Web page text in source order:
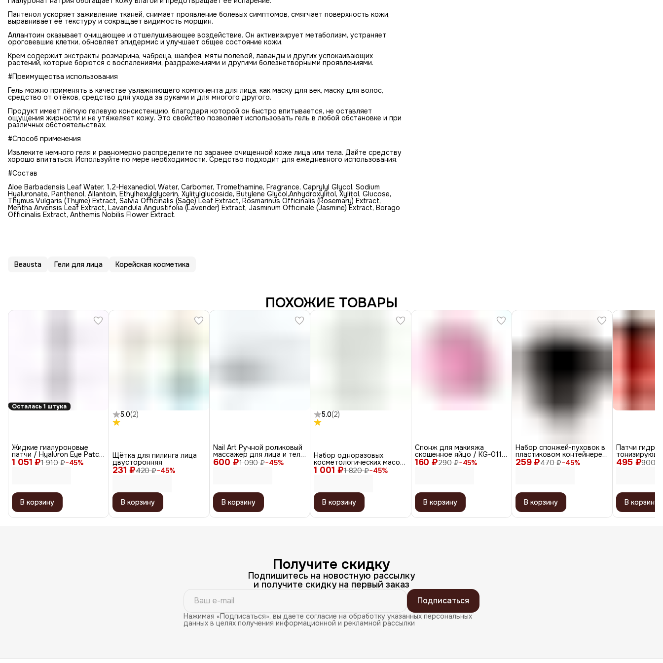
Glycol,Anhydroxylitol, Xylitol, Glucose, Thymus Vulgaris (Thyme)
Extract, Salvia Officinalis (Sage) Leaf Extract, Rosmarinus
Officinalis (Rosemary) Extract, Mentha Arvensis Leaf Extract,
(Jasmine) Extract, Borago Officinalis Extract, Anthemis Nobilis
Flower Extract.
Пантенол ускоряет заживление тканей, снимает проявление болевых симптомов, смягчает поверхность кожи,
выравнивает её текстуру и сокращает видимость морщин.
Аллантоин оказывает очищающее и отшелушивающее воздействие. Он активизирует метаболизм, устраняет
ороговевшие клетки, обновляет эпидермис и улучшает общее состояние кожи.
Крем содержит экстракты розмарина, чабреца, шалфея, мяты полевой, лаванды и других успокаивающих
растений, которые борются с воспалениями, раздражениями и другими болезнетворными проявлениями.
#Преимущества использования
Гель можно применять в качестве увлажняющего компонента для лица, как маску для век, маску для волос,
средство от отёков, средство для ухода за руками и для многого другого.
Продукт имеет лёгкую гелевую консистенцию, благодаря которой он быстро впитывается, не оставляет
ощущения жирности и не утяжеляет кожу. Это свойство позволяет использовать гель в любой обстановке и при
различных обстоятельствах.
#Способ применения
Извлеките немного геля и равномерно распределите по заранее очищенной коже лица или тела. Дайте средству
хорошо впитаться. Используйте по мере необходимости. Средство подходит для ежедневного использования.
#Состав
Aloe Barbadensis Leaf Water, 1,2-Hexanediol, Water, Carbomer, Tromethamine, Fragrance, Caprylyl Glycol, Sodium
Hyaluronate, Panthenol, Allantoin, Ethylhexylglycerin, Xylitylglucoside, Butylene Glycol,Anhydroxylitol, Xylitol, Glucose,
Thymus Vulgaris (Thyme) Extract, Salvia Officinalis (Sage) Leaf Extract, Rosmarinus Officinalis (Rosemary) Extract,
Mentha Arvensis Leaf Extract, Lavandula Angustifolia (Lavender) Extract, Jasminum Officinale (Jasmine) Extract, Borago
Officinalis Extract, Anthemis Nobilis Flower Extract.
Beausta Гели для лица Корейская косметика
ПОХОЖИЕ ТОВАРЫ
Осталась 1 штука
1 051 ₽1 910 ₽−45%
Жидкие гиалуроновые
патчи / Hyaluron Eye Patch,
30 мл
В корзину
5.0(2)
231 ₽420 ₽−45%
Щётка для пилинга лица
двусторонняя
В корзину
600 ₽1 090 ₽−45%
Nail Art Ручной роликовый
массажер для лица и тела
/ 4D Massager XC-119,
серебристый
В корзину
5.0(2)
1 001 ₽1 820 ₽−45%
Набор одноразовых
косметологических масок
с воротом, 100 шт
В корзину
160 ₽290 ₽−45%
Спонж для макияжа
скошенное яйцо / KG-011,
розовый
В корзину
259 ₽470 ₽−45%
Набор спонжей-пуховок в
пластиковом контейнере
для сухих и кремовых
текстур, черный, 6 шт.
В корзину
495 ₽900 ₽
Патчи
экстрактом
шт.
В корзину
Получите скидку
Подпишитесь на новостную рассылку
и получите скидку на первый заказ
Подписаться
Нажимая «Подписаться», вы даете согласие на обработку указанных персональных
данных в целях получения информационной и рекламной рассылки